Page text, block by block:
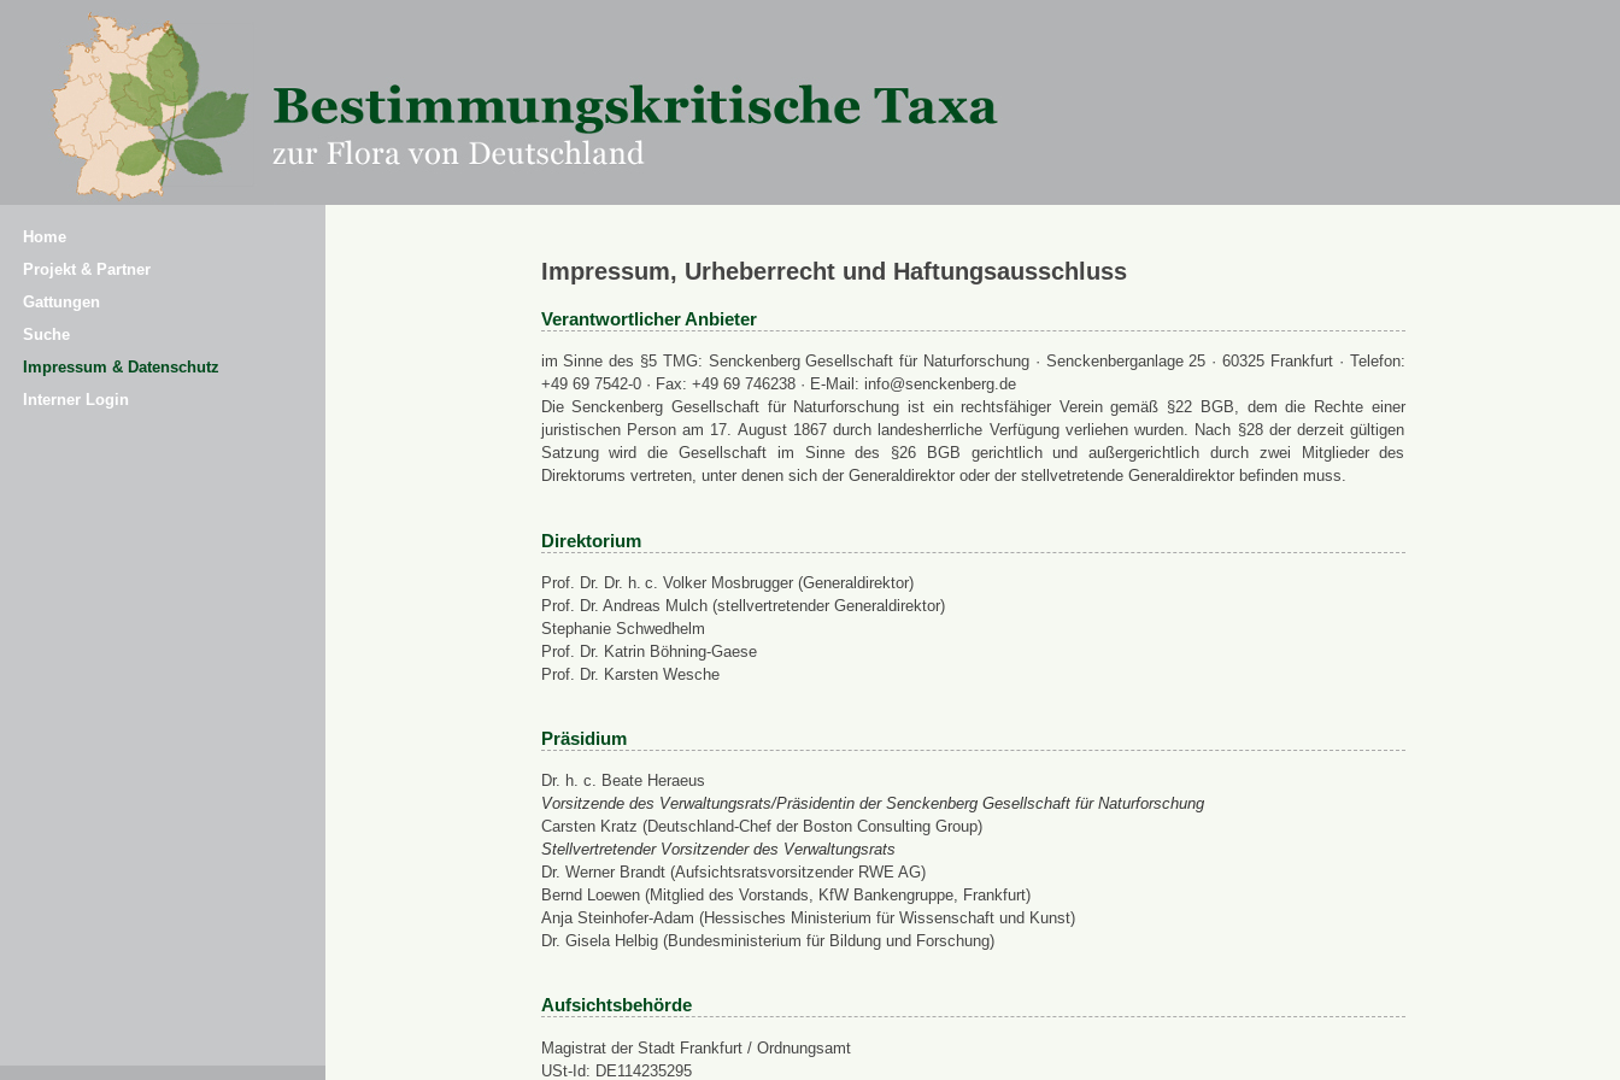
Home
Projekt & Partner
Gattungen
Suche
Impressum & Datenschutz
Interner Login
Impressum, Urheberrecht und Haftungsausschluss
Verantwortlicher Anbieter
im Sinne des §5 TMG: Senckenberg Gesellschaft für Naturforschung · Senckenberganlage 25 · 60325 Frankfurt · Telefon:
+49 69 7542-0 · Fax: +49 69 746238 · E-Mail: info@senckenberg.de
Die Senckenberg Gesellschaft für Naturforschung ist ein rechtsfähiger Verein gemäß §22 BGB, dem die Rechte einer
juristischen Person am 17. August 1867 durch landesherrliche Verfügung verliehen wurden. Nach §28 der derzeit gültigen
Satzung wird die Gesellschaft im Sinne des §26 BGB gerichtlich und außergerichtlich durch zwei Mitglieder des
Direktorums vertreten, unter denen sich der Generaldirektor oder der stellvetretende Generaldirektor befinden muss.
Direktorium
Prof. Dr. Dr. h. c. Volker Mosbrugger (Generaldirektor)
Prof. Dr. Andreas Mulch (stellvertretender Generaldirektor)
Stephanie Schwedhelm
Prof. Dr. Katrin Böhning-Gaese
Prof. Dr. Karsten Wesche
Präsidium
Dr. h. c. Beate Heraeus
Vorsitzende des Verwaltungsrats/Präsidentin der Senckenberg Gesellschaft für Naturforschung
Carsten Kratz (Deutschland-Chef der Boston Consulting Group)
Stellvertretender Vorsitzender des Verwaltungsrats
Dr. Werner Brandt (Aufsichtsratsvorsitzender RWE AG)
Bernd Loewen (Mitglied des Vorstands, KfW Bankengruppe, Frankfurt)
Anja Steinhofer-Adam (Hessisches Ministerium für Wissenschaft und Kunst)
Dr. Gisela Helbig (Bundesministerium für Bildung und Forschung)
Aufsichtsbehörde
Magistrat der Stadt Frankfurt / Ordnungsamt
USt-Id: DE114235295